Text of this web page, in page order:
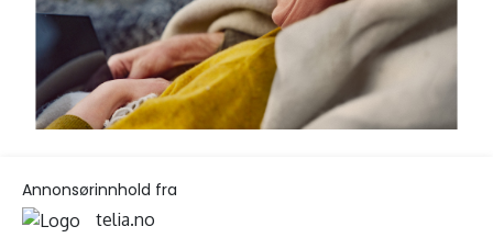
Annonsørinnhold fra
telia.no